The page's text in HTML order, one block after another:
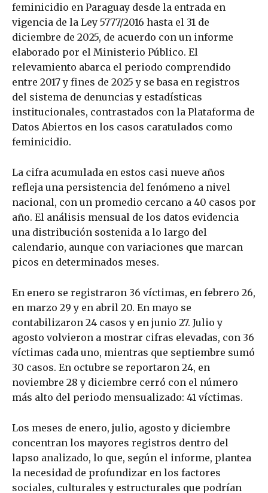
feminicidio en Paraguay desde la entrada en
vigencia de la Ley 5777/2016 hasta el 31 de
diciembre de 2025, de acuerdo con un informe
elaborado por el Ministerio Público. El
relevamiento abarca el periodo comprendido
entre 2017 y fines de 2025 y se basa en registros
del sistema de denuncias y estadísticas
institucionales, contrastados con la Plataforma de
Datos Abiertos en los casos caratulados como
feminicidio.
La cifra acumulada en estos casi nueve años
refleja una persistencia del fenómeno a nivel
nacional, con un promedio cercano a 40 casos por
año. El análisis mensual de los datos evidencia
una distribución sostenida a lo largo del
calendario, aunque con variaciones que marcan
picos en determinados meses.
En enero se registraron 36 víctimas, en febrero 26,
en marzo 29 y en abril 20. En mayo se
contabilizaron 24 casos y en junio 27. Julio y
agosto volvieron a mostrar cifras elevadas, con 36
víctimas cada uno, mientras que septiembre sumó
30 casos. En octubre se reportaron 24, en
noviembre 28 y diciembre cerró con el número
más alto del periodo mensualizado: 41 víctimas.
Los meses de enero, julio, agosto y diciembre
concentran los mayores registros dentro del
lapso analizado, lo que, según el informe, plantea
la necesidad de profundizar en los factores
sociales, culturales y estructurales que podrían